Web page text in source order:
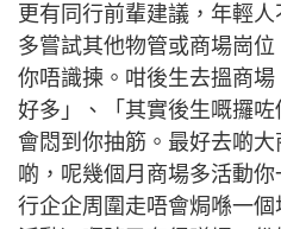
更有同行前輩建議，年輕
多嘗試其他物管或商場崗
你唔識揀。咁後生去搵商
好多」、「其實後生嘅攞咗
會悶到你抽筋。最好去啲
啲，呢幾個月商場多活動
行企企周圍走唔會焗喺一